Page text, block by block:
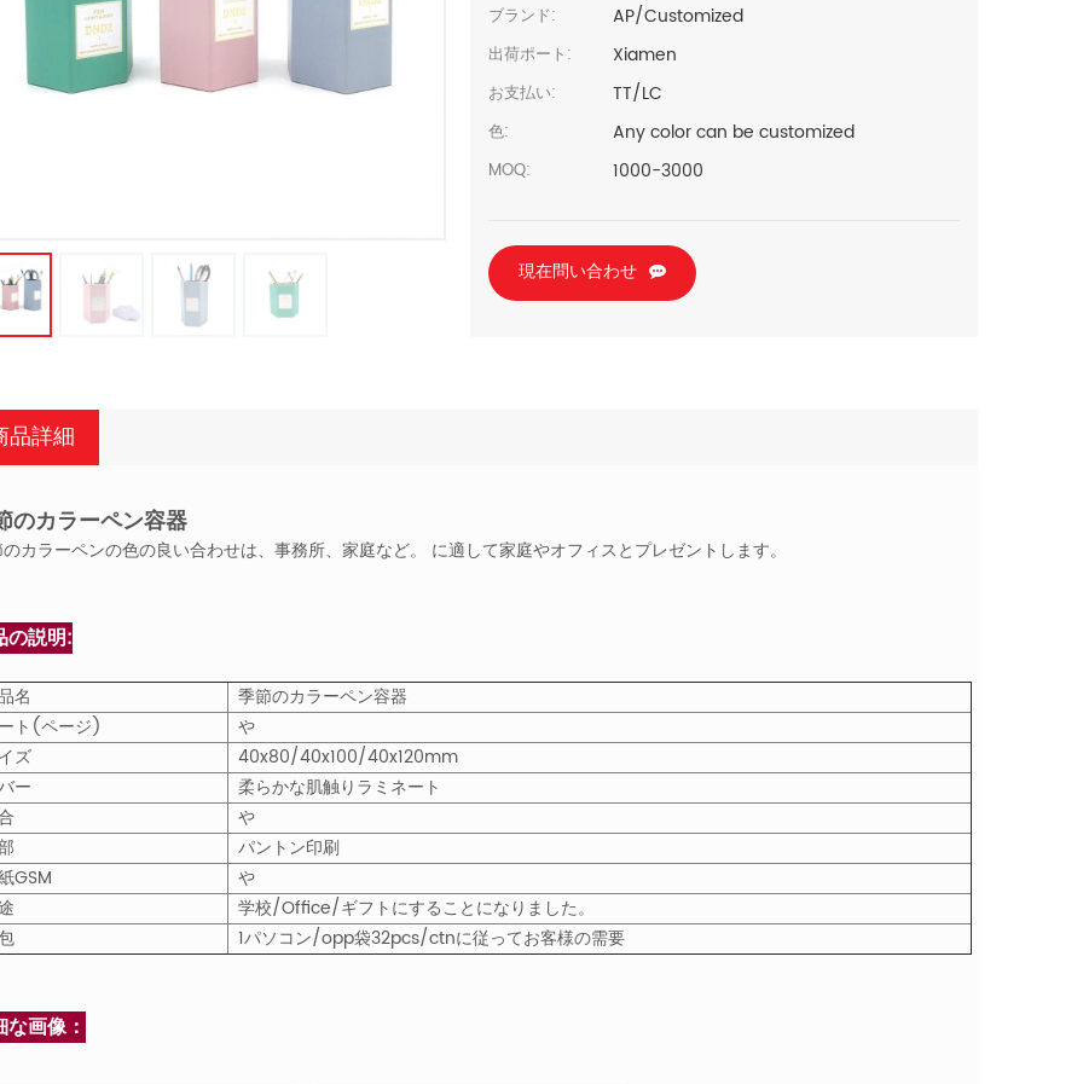
ブランド: AP/Customized
出荷ポート: Xiamen
お支払い: TT/LC
色: Any color can be customized
MOQ: 1000-3000
現在問い合わせ
品詳細
のカラーペン容器
カラーペンの色の良い合わせは、事務所、家庭など。 に適して家庭やオフィスとプレゼントします。
の説明:
名
季節のカラーペン容器
ト(ページ)
や
ズ
40x80/40x100/40x120mm
ー
柔らかな肌触りラミネート
や
パントン印刷
GSM
や
学校/Office/ギフトにすることになりました。
1パソコン/opp袋32pcs/ctnに従ってお客様の需要
画像：